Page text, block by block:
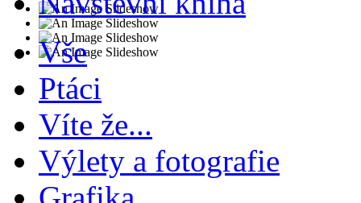
Vše
Ptáci
Víte že...
Výlety a fotografie